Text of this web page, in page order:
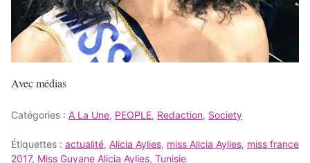
Avec médias
Catégories : A La Une, PEOPLE, Redaction, Society
Étiquettes : actualité, Alicia Aylies, miss Alicia Aylies, miss france
2017, Miss Guyane Alicia Aylies, Tunisie